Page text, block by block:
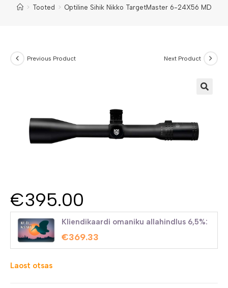
> Tooted > Optiline Sihik Nikko TargetMaster 6-24X56 MD
Previous Product Next Product
€395.00
Kliendikaardi omaniku allahindlus 6,5%:
€369.33
Laost otsas